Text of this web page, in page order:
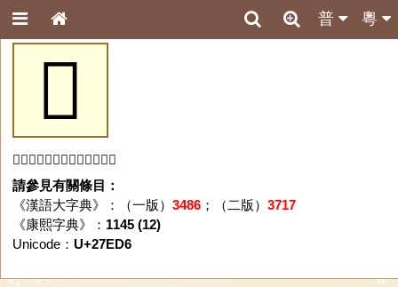
粵
普
𧻖
「𧻖」字未收錄於本資料庫。
請參見有關條目：
《漢語大字典》：（一版） 3486；（二版） 3717
《康熙字典》： 1145 (12)
Unicode： U+27ED6